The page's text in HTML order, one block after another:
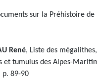
sur la Préhistoire de
René, Liste des
et tumulus des Alpes-
p. 89-90